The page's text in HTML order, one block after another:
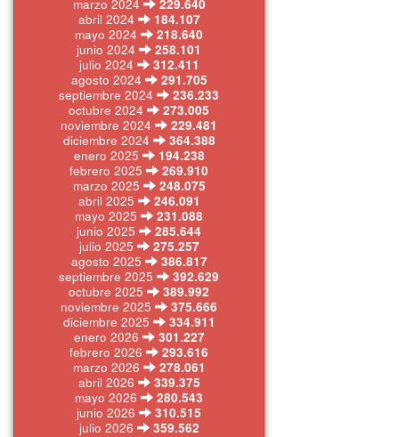
marzo 2024
229.640
abril 2024
184.107
mayo 2024
218.640
junio 2024
258.101
julio 2024
312.411
agosto 2024
291.705
septiembre 2024
236.233
octubre 2024
273.005
noviembre 2024
229.481
diciembre 2024
364.388
enero 2025
194.238
febrero 2025
269.910
marzo 2025
248.075
abril 2025
246.091
mayo 2025
231.088
junio 2025
285.644
julio 2025
275.257
agosto 2025
386.817
septiembre 2025
392.629
octubre 2025
389.992
noviembre 2025
375.666
diciembre 2025
334.911
enero 2026
301.227
febrero 2026
293.616
marzo 2026
278.061
abril 2026
339.375
mayo 2026
280.543
junio 2026
310.515
julio 2026
359.562